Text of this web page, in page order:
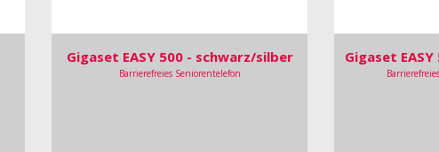
Gigaset EASY 500 - schwarz/silber
Barrierefreies Seniorentelefon
Gigaset